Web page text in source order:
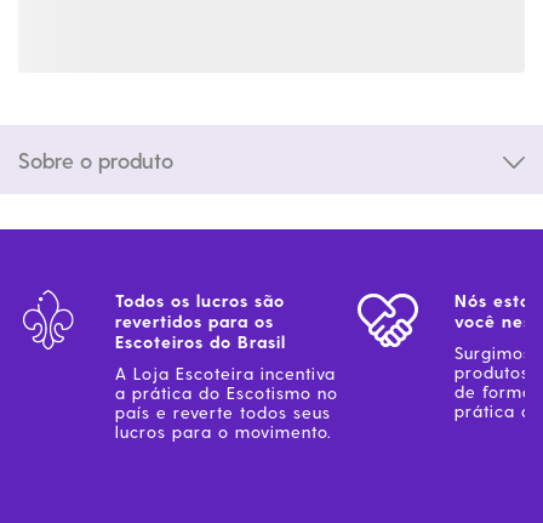
Sobre o produto
Todos os lucros são
revertidos para os
Escoteiros do Brasil
A Loja Escoteira incentiva
a prática do Escotismo no
país e reverte todos seus
lucros para o movimento.
Nós
você
Surgimos
produtos
de forma
prática